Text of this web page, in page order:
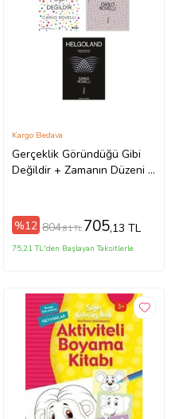
Gerçeklik Göründüğü Gibi
Değildir + Zamanın Düzeni +
Kargo Bedava
%12 804,81 TL 705,13 TL
75,21 TL'den Başlayan Taksitlerle